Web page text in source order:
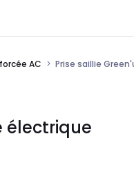
AC Prise saillie
électrique